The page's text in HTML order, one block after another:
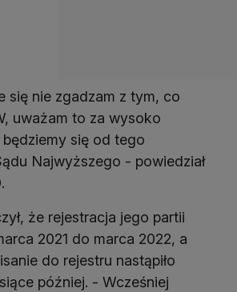
się nie zgadzam z tym, co
uważam to za wysoko
się od tego
Najwyższego - powiedział
że rejestracja jego partii
2021 do marca 2022, a
do rejestru nastąpiło
później. - Wcześniej